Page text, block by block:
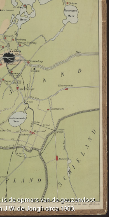
de opmars van de geuzenvloot
J.W. de Jongh circa 1900.